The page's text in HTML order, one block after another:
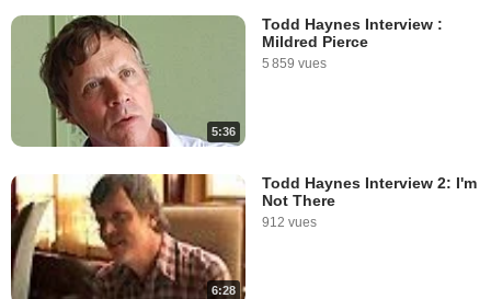
5:36
Todd Haynes Interview :
Mildred Pierce
5 859 vues
6:28
Todd Haynes Interview 2: I'm
Not There
912 vues